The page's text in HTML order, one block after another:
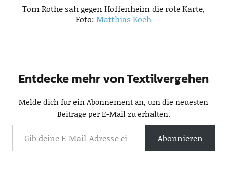
Tom Rothe sah gegen Hoffenheim die rote Karte,
Foto: Matthias Koch
Entdecke mehr von Textilvergehen
Melde dich für ein Abonnement an, um die neuesten
Beiträge per E-Mail zu erhalten.
Abonnieren